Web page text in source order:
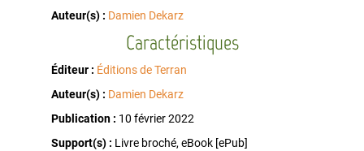
Auteur(s) : Damien Dekarz
Caractéristiques
Éditeur : Éditions de Terran
Auteur(s) : Damien Dekarz
Publication : 10 février 2022
Support(s) : Livre broché, eBook [ePub]